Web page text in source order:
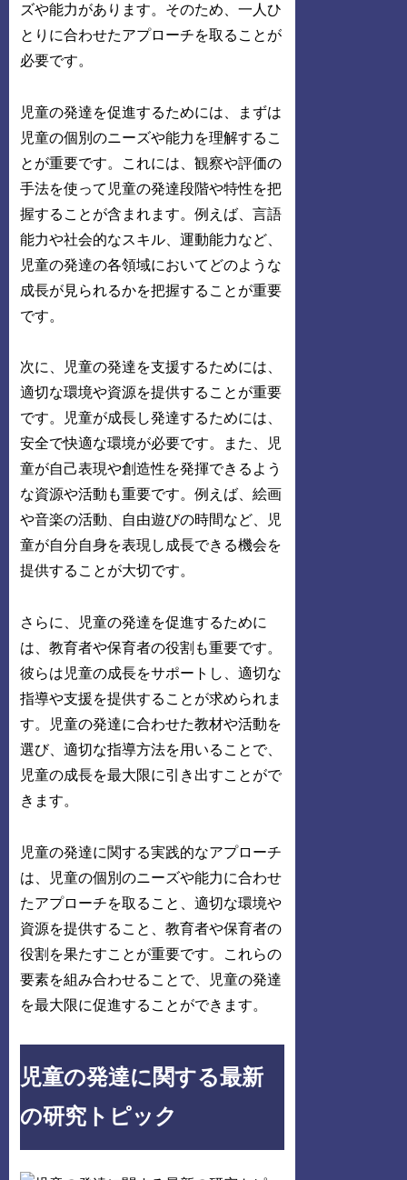
ズや能力があります。そのため、一人ひ
とりに合わせたアプローチを取ることが
必要です。
児童の発達を促進するためには、まずは
児童の個別のニーズや能力を理解するこ
とが重要です。これには、観察や評価の
手法を使って児童の発達段階や特性を把
握することが含まれます。例えば、言語
能力や社会的なスキル、運動能力など、
児童の発達の各領域においてどのような
成長が見られるかを把握することが重要
です。
次に、児童の発達を支援するためには、
適切な環境や資源を提供することが重要
です。児童が成長し発達するためには、
安全で快適な環境が必要です。また、児
童が自己表現や創造性を発揮できるよう
な資源や活動も重要です。例えば、絵画
や音楽の活動、自由遊びの時間など、児
童が自分自身を表現し成長できる機会を
提供することが大切です。
さらに、児童の発達を促進するために
は、教育者や保育者の役割も重要です。
彼らは児童の成長をサポートし、適切な
指導や支援を提供することが求められま
す。児童の発達に合わせた教材や活動を
選び、適切な指導方法を用いることで、
児童の成長を最大限に引き出すことがで
きます。
児童の発達に関する実践的なアプローチ
は、児童の個別のニーズや能力に合わせ
たアプローチを取ること、適切な環境や
資源を提供すること、教育者や保育者の
役割を果たすことが重要です。これらの
要素を組み合わせることで、児童の発達
を最大限に促進することができます。
児童の発達に関する最新
の研究トピック